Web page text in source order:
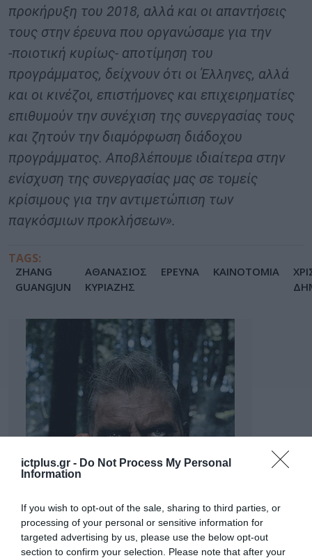
ictplus.gr - Do Not Process My Personal
Information
If you wish to opt-out of the sale, sharing to third parties, or
processing of your personal or sensitive information for
targeted advertising by us, please use the below opt-out
section to confirm your selection. Please note that after your
προκήρυξη του 2018, αλλά και οι απαντήσεις
τους στην έρευνα που οργανώσαμε για την
-ποιοτική κυρίως- αποτίμηση του
προγράμματος, δείχνουν ότι οι Έλληνες, αλλά
και οι κινέζοι, επιστήμονες και επιχειρηματίες
επιθυμούν την συνέχιση της συνεργασίας τους
και ζητούν την διαμόρφωση διάδοχου
προγράμματος. Αποβλέπουμε ιδιαίτερα στην
ενίσχυση της συνεργασίας μας σε τομείς
κρίσιμους για την αντιμετώπιση των
παγκόσμιων προκλήσεων».
TAGS:
ZHANG
GUANGJUN
ΑΘΑΝΑΣΙΟΣ
ΚΥΡΙΑΖΗΣ
ΕΡΕΥΝΑ ΚΑΙΝΟΤΟΜΙΑ